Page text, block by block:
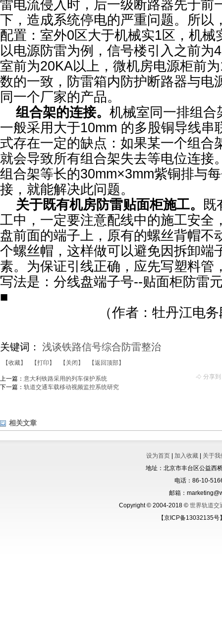
雷电流侵入时，后一级断路器先于前
下，造成系统停电的严重问题。所以
配置：室外0区大于机械实1区，机械
以电源防雷为例，信号楼引入之前为
室前为20KA以上，微机房电源柜前
数的一致，防雷箱内防护断路器与电
同一个厂家的产品。
组合架的连接。 机械室同一排组合
一般采用大于10mm 的多股铜导线串
式存在一定的缺点：如果某一个组合
就会导致所有组合架失去等电位连接
组合架等长的30mm×3mm紫铜排与
接，就能解决此问题。
关于既有机房防雷贴面柜施工。 既
工中，一定要注意配线中的施工安全
盘前面的端子上，原有的螺丝背帽不
个螺丝帽，这样做可以避免因拆卸端
素。为保证引线正确，应先写塑料管
写法是：分线盘端子号--贴面柜防雷
■
（作者：牡丹江电
关键词： 浅谈铁路信号综合防雷整治
【收藏】 【打印】 【关闭】
【返回顶部】
分享到
上一篇： 意大利铁路采用的列车保护系统
下一篇： 轨道交通车载移动视频监控系统研究
相关文章
设为首页 加入收藏
关于我
地址：北京市丰台区公益西
电话：86-10-
邮箱：
Copyright © 2004-2018 © 世界轨道交
【京ICP备13032135